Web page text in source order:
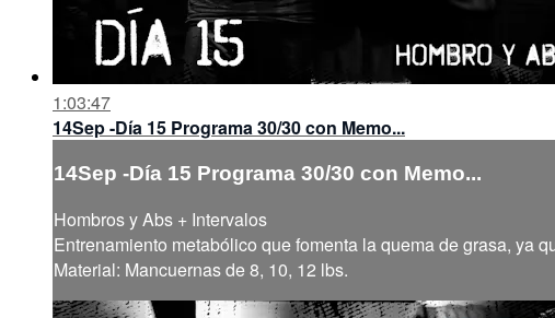
1:03:47
14Sep -Día 15 Programa 30/30 con Memo...
14Sep -Día 15 Programa 30/30 con Memo...
Hombros y Abs + Intervalos
Entrenamiento metabólico que fomenta la quema de grasa, ya
Material: Mancuernas de 8, 10, 12 lbs.